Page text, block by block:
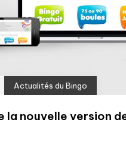
Actualités du Bingo
la nouvelle version